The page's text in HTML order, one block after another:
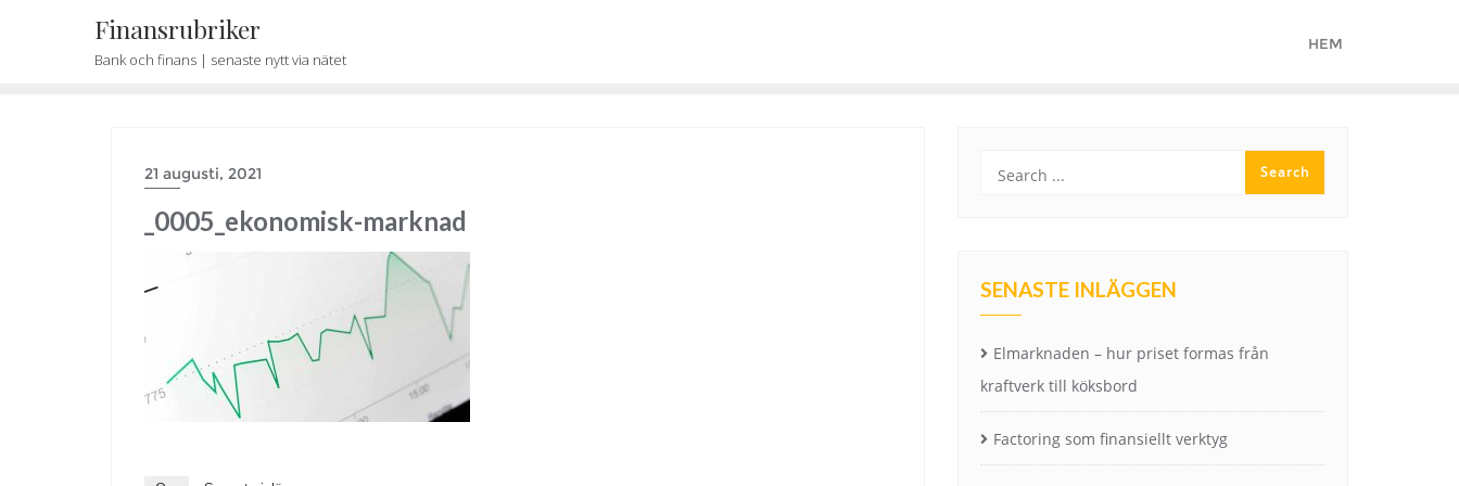
Finansrubriker
Bank och finans | senaste nytt via nätet
HEM
21 augusti, 2021
_0005_ekonomisk-marknad
SENASTE INLÄGGEN
Elmarknaden – hur priset formas från
kraftverk till köksbord
Factoring som finansiellt verktyg